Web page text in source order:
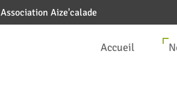
Association Aize'calade
Accueil